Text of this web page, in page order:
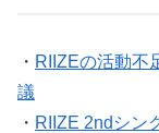
・ RIIZEの活動
議
・ RIIZE 2ndシン